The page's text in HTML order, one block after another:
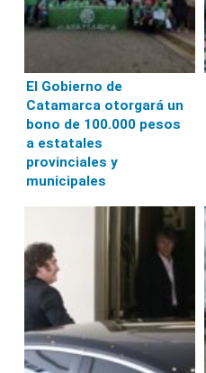
El Gobierno de
Catamarca otorgará un
bono de 100.000 pesos
a estatales
provinciales y
municipales